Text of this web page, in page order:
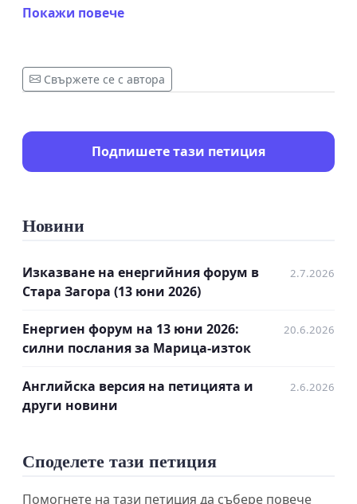
на преносни електрически мрежи)
категоричната си подкрепа за
комплекса„Марица-изток“и настояваме той да
стратегически актив за енергийната
сигурност не само на България, но и на цяла
система:Комплексът е най-източният
синхронен възел на Европа. Той
мощност, без които слънчевите и вятърни
централи не могат да работят стабилно. Това
доказаха и тежките аварии в Северна
Македония, Испания и Чехия през 2025 г.
границата между ЕС и Украйна, поемайки
Покажи повече
Свържете се с автора
Подпишете тази петиция
Новини
Изказване на енергийния форум в
Стара Загора (13 юни 2026)
2.7.2026
Енергиен форум на 13 юни 2026:
силни послания за Марица-изток
20.6.2026
Английска версия на петицията и
други новини
2.6.2026
Споделете тази петиция
Помогнете на тази петиция да събере повече